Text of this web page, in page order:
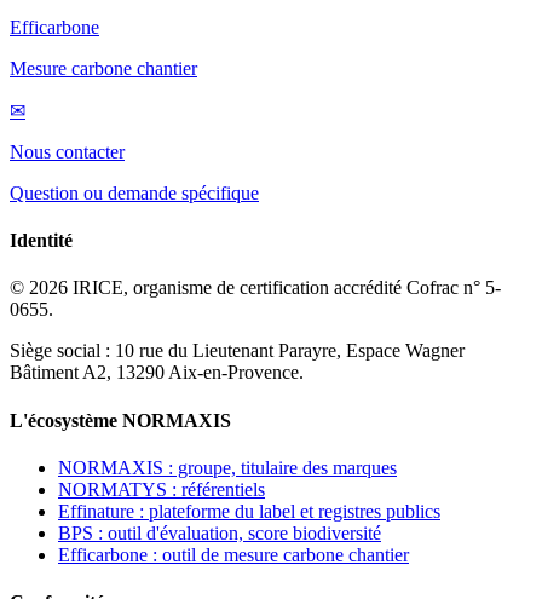
Efficarbone
Mesure carbone chantier
✉
Nous contacter
Question ou demande spécifique
Identité
© 2026 IRICE, organisme de certification accrédité Cofrac n° 5-
0655.
Siège social : 10 rue du Lieutenant Parayre, Espace Wagner
Bâtiment A2, 13290 Aix-en-Provence.
L'écosystème NORMAXIS
NORMAXIS : groupe, titulaire des marques
NORMATYS : référentiels
Effinature : plateforme du label et registres publics
BPS : outil d'évaluation, score biodiversité
Efficarbone : outil de mesure carbone chantier